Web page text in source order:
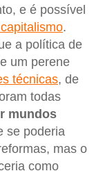
e é possível
.
a política de
um perene
técnicas, de
todas
mundos
se poderia
mas o
como